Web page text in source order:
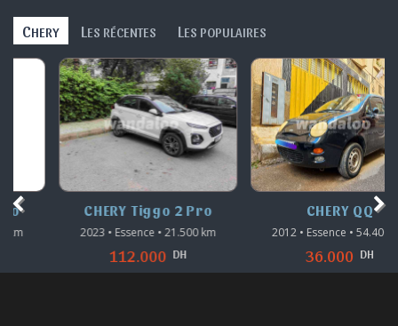
CHERY L ES RÉCENTES L ES POPULAIRES
CHERY Tiggo 2 Pro
2023 • Essence • 21.500 km
112.000 DH
CHERY QQ
2012 • Essence • 54.400 km
36.000 DH